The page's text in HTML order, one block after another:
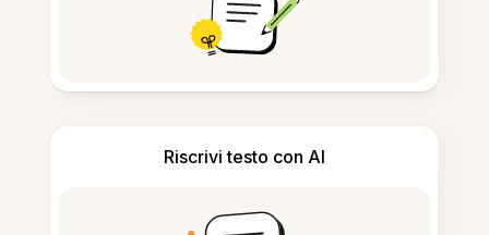
Riscrivi testo con AI